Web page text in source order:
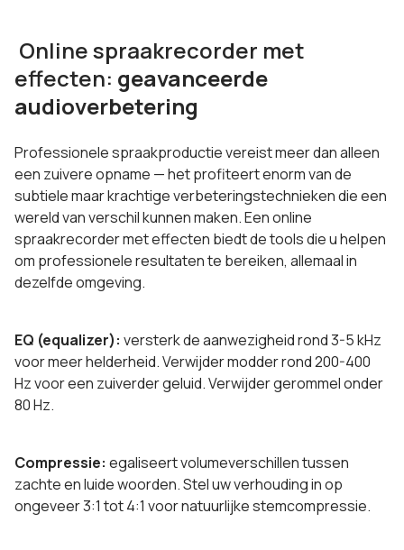
Online spraakrecorder met
effecten: geavanceerde
audioverbetering
Professionele spraakproductie vereist meer dan alleen
een zuivere opname — het profiteert enorm van de
subtiele maar krachtige verbeteringstechnieken die een
wereld van verschil kunnen maken. Een online
spraakrecorder met effecten biedt de tools die u helpen
om professionele resultaten te bereiken, allemaal in
dezelfde omgeving.
EQ (equalizer): versterk de aanwezigheid rond 3-5 kHz
voor meer helderheid. Verwijder modder rond 200-400
Hz voor een zuiverder geluid. Verwijder gerommel onder
80 Hz.
Compressie: egaliseert volumeverschillen tussen
zachte en luide woorden. Stel uw verhouding in op
ongeveer 3:1 tot 4:1 voor natuurlijke stemcompressie.